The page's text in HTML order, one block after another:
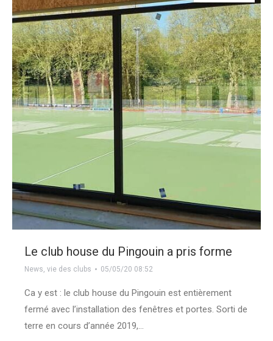
Le club house du Pingouin a pris forme
News, vie des clubs 05/05/20 08:52
Ca y est : le club house du Pingouin est entièrement
fermé avec l’installation des fenêtres et portes. Sorti de
terre en cours d’année 2019,…